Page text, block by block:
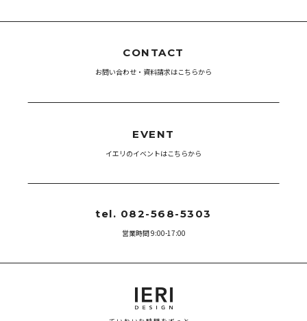
CONTACT
お問い合わせ・資料請求はこちらから
EVENT
イエリのイベントはこちらから
tel. 082-568-5303
営業時間 9:00-17:00